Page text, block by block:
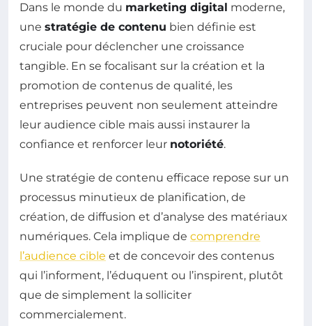
Dans le monde du marketing digital moderne,
une stratégie de contenu bien définie est
cruciale pour déclencher une croissance
tangible. En se focalisant sur la création et la
promotion de contenus de qualité, les
entreprises peuvent non seulement atteindre
leur audience cible mais aussi instaurer la
confiance et renforcer leur notoriété.
Une stratégie de contenu efficace repose sur un
processus minutieux de planification, de
création, de diffusion et d’analyse des matériaux
numériques. Cela implique de comprendre
l’audience cible et de concevoir des contenus
qui l’informent, l’éduquent ou l’inspirent, plutôt
que de simplement la solliciter
commercialement.